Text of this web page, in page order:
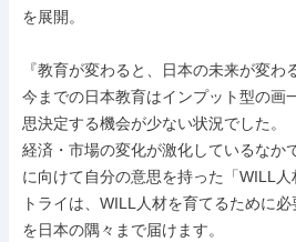
を展開。
『教育が変わると、日本の未来が変わ
今までの日本教育はインプット型の画
思決定する機会が少ない状況でした。
経済・市場の変化が激化しているなか
に向けて自分の意思を持った「WILL人
トライは、WILL人材を育てるために必
を日本の隅々まで届けます。